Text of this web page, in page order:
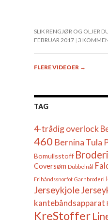
SLIK RENGJØR OG OLJER
FEBRUAR 2017 3
FLERE VIDEOER →
TAG
4-trådig overlock
460 Bernina Tula
Bomullsstoff Broderi
Coversøm Dubbelnål
Frihåndssnorfot Garnbroderi
Jerseykjole
kantebåndsapparat
KreStoffer